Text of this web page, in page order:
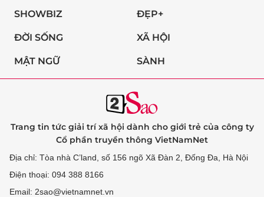
SHOWBIZ ĐẸP+
ĐỜI SỐNG XÃ HỘI
MẬT NGỮ SÀNH
Trang tin tức giải trí xã hội dành cho giới trẻ của công ty
Cổ phần truyền thông VietNamNet
Địa chỉ: Tòa nhà C’land, số 156 ngõ Xã Đàn 2, Đống Đa, Hà Nội
Điện thoại: 094 388 8166
Email: 2sao@vietnamnet.vn